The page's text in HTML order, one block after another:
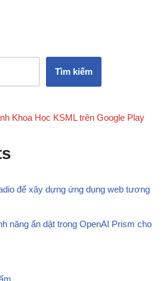
Tìm kiếm
Khoa Học KSML trên Google Play
để xây dựng ứng dụng web tương
năng ẩn dật trong OpenAI Prism cho